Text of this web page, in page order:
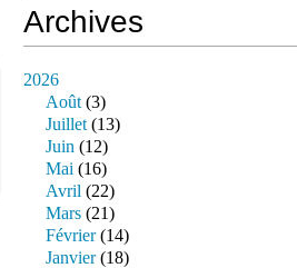
Archives
2026
Août(3)
Juillet(13)
Juin (12)
Mai (16)
Avril (22)
Mars (21)
Février(14)
Janvier(18)